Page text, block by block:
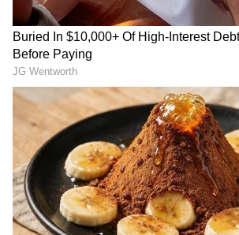
గురించి వారు ఏమంటున్నారో చూడ్డాం.